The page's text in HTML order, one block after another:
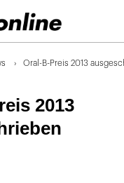
Oral-B-Preis 2013
2013